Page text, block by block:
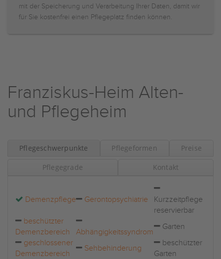
mit der Speicherung und Verarbeitung Ihrer Daten, damit wir
für Sie kostenfrei einen Pflegeplatz finden können.
Franziskus-Heim Alten-
und Pflegeheim
Pflegeschwerpunkte Pflegeformen Preise
Pflegegrade Kontakt
Demenzpflege Gerontopsychiatrie
Kurzzeitpflege
reservierbar
beschützter
Demenzbereich
Abhängigkeitssyndrom
Garten
geschlossener
Demenzbereich
Sehbehinderung
beschützter
Garten